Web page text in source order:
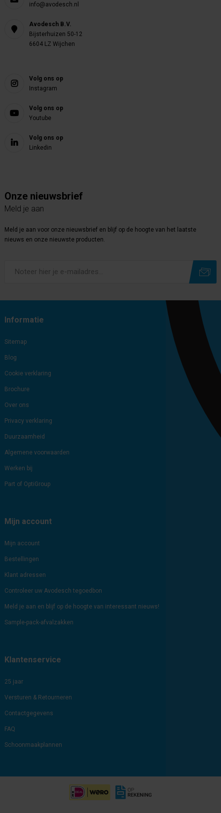
info@avodesch.nl
Avodesch B.V.
Bijsterhuizen 50-12
6604 LZ Wijchen
Volg ons op
Instagram
Volg ons op
Youtube
Volg ons op
Linkedin
Onze nieuwsbrief
Meld je aan
Meld je aan voor onze nieuwsbrief en blijf op de hoogte van het laatste
nieuws en onze nieuwste producten.
Informatie
Sitemap
Blog
Cookie verklaring
Brochure
Over ons
Privacy verklaring
Duurzaamheid
Algemene voorwaarden
Werken bij
Part of OptiGroup
Mijn account
Mijn account
Bestellingen
Klant adressen
Controleer uw Avodesch tegoedbon
Meld je aan en blijf op de hoogte van interessant nieuws!
Sample-pack-afvalzakken
Klantenservice
25 jaar
Versturen & Retourneren
Contactgegevens
FAQ
Schoonmaakplannen